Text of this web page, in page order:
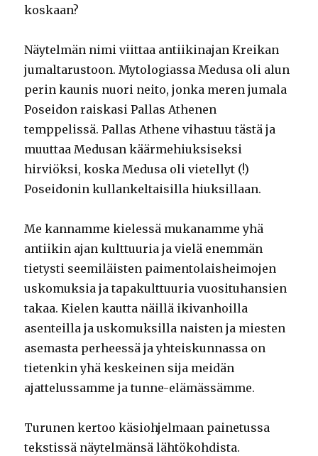
koskaan?
Näytelmän nimi viittaa antiikinajan Kreikan
jumaltarustoon. Mytologiassa Medusa oli alun
perin kaunis nuori neito, jonka meren jumala
Poseidon raiskasi Pallas Athenen
temppelissä. Pallas Athene vihastuu tästä ja
muuttaa Medusan käärmehiuksiseksi
hirviöksi, koska Medusa oli vietellyt (!)
Poseidonin kullankeltaisilla hiuksillaan.
Me kannamme kielessä mukanamme yhä
antiikin ajan kulttuuria ja vielä enemmän
tietysti seemiläisten paimentolaisheimojen
uskomuksia ja tapakulttuuria vuosituhansien
takaa. Kielen kautta näillä ikivanhoilla
asenteilla ja uskomuksilla naisten ja miesten
asemasta perheessä ja yhteiskunnassa on
tietenkin yhä keskeinen sija meidän
ajattelussamme ja tunne-elämässämme.
Turunen kertoo käsiohjelmaan painetussa
tekstissä näytelmänsä lähtökohdista.